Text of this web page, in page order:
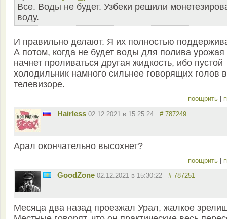
Все. Воды не будет. Узбеки решили
воду.
И правильно делают. Я их полностью
А потом, когда не будет воды для полива урожая
начнет проливаться другая жидкость, ибо пустой
холодильник намного сильнее говорящих голов в
телевизоре.
поощрить
Hairless 02.12.2021 в 15:25:24 # 787249
Арал окончательно высохнет?
поощрить
GoodZone 02.12.2021 в 15:30:22 # 787251
Месяца два назад проезжал Урал, жалкое